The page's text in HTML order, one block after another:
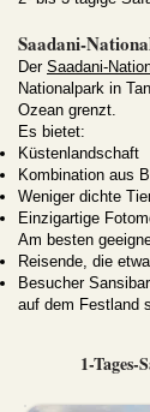
Saadani-
Der Saadani-
Nationalpark in
Ozean grenzt.
Es bietet:
Küstenlandschaft
Kombination aus
Weniger dichte
Einzigartige
Am besten
Reisende, die
Besucher
auf dem Festland
1-Tages-